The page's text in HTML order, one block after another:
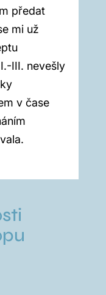
předat
mi už
III. nevešly
v čase